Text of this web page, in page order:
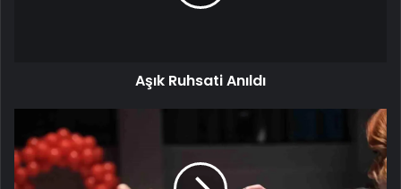
Aşık Ruhsati Anıldı
Belediyesi'nden
Sevgililer
Günü'ne